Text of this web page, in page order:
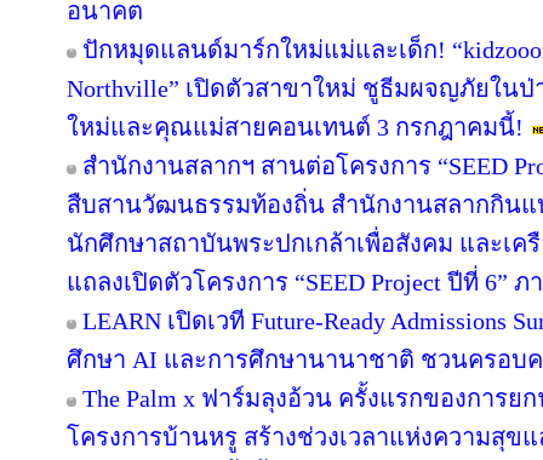
อนาคต
ปักหมุดแลนด์มาร์กใหม่แม่และเด็ก!
Northville” เปิดตัวสาขาใหม่ ชูธีมผจญภัยในป่
ใหม่และคุณแม่สายคอนเทนต์ 3 กรกฎาคมนี้!
สำนักงานสลากฯ สานต่อโครงการ “SEED
สืบสานวัฒนธรรมท้องถิ่น สำนักงานสลากกินแ
นักศึกษาสถาบันพระปกเกล้าเพื่อสังคม และเครื
แถลงเปิดตัวโครงการ “SEED Project ปีที่ 6”
LEARN เปิดเวที Future-Ready Admissions
ศึกษา AI และการศึกษานานาชาติ ชวนครอบ
The Palm x ฟาร์มลุงอ้วน ครั้งแรกของการย
โครงการบ้านหรู สร้างช่วงเวลาแห่งความสุข